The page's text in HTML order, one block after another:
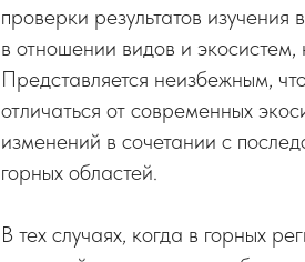
проверки результатов
в отношении видов и
Представляется неизбежным,
отличаться от современных
изменений в сочетании с
горных областей.
В тех случаях, когда в горных